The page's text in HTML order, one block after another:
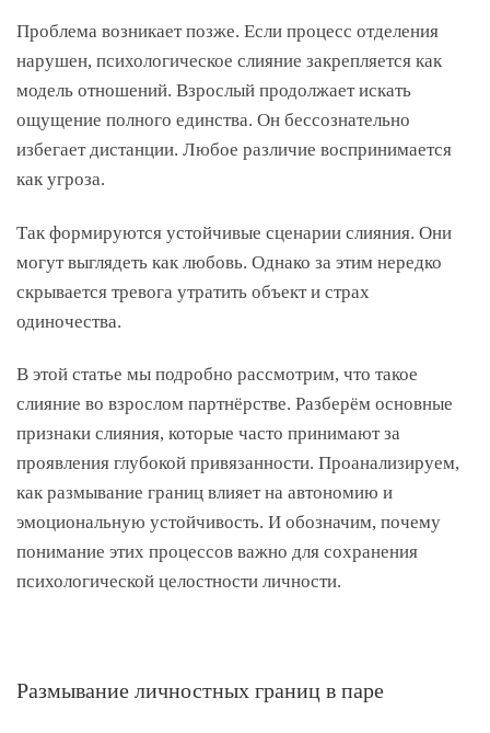
Проблема возникает позже. Если процесс отделения
нарушен, психологическое слияние закрепляется как
модель отношений. Взрослый продолжает искать
ощущение полного единства. Он бессознательно
избегает дистанции. Любое различие воспринимается
как угроза.
Так формируются устойчивые сценарии слияния. Они
могут выглядеть как любовь. Однако за этим нередко
скрывается тревога утратить объект и страх
одиночества.
В этой статье мы подробно рассмотрим, что такое
слияние во взрослом партнёрстве. Разберём основные
признаки слияния, которые часто принимают за
проявления глубокой привязанности. Проанализируем,
как размывание границ влияет на автономию и
эмоциональную устойчивость. И обозначим, почему
понимание этих процессов важно для сохранения
психологической целостности личности.
Размывание личностных границ в паре